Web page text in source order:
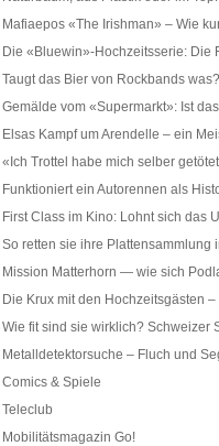
Mafiaepos «The Irishman» – Wie
Die «Bluewin»-Hochzeitsserie: Die
Taugt das Bier von Rockbands
Gemälde vom «Supermarkt»: Ist
Elsas Kampf um Arendelle – ein
«Ich Trottel habe mich selber
Funktioniert ein Autorennen als
First Class im Kino: Lohnt sich das
So retten sie ihre Plattensammlung
Mission Matterhorn — wie sich
Die Krux mit den Hochzeitsgästen
Wie fit sind sie wirklich? Schweizer
Metalldetektorsuche – Fluch und
Comics & Spiele
Teleclub
Mobilitätsmagazin Go!